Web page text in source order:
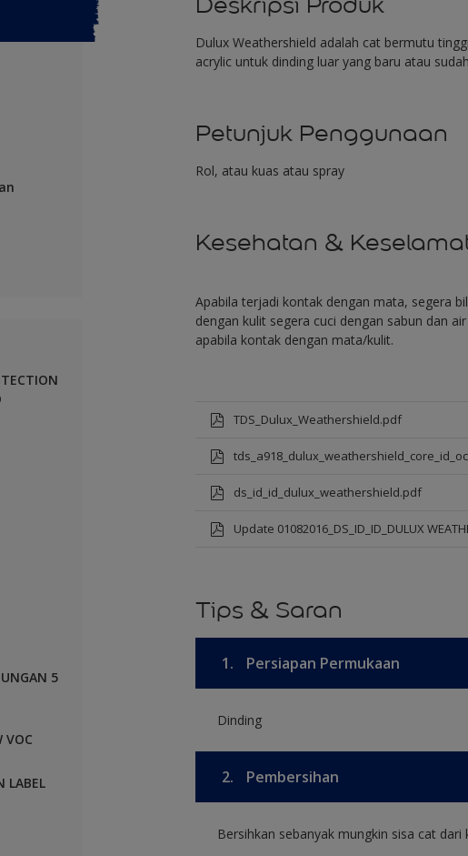
5
VOC
LABEL
Dulux Weathershield adalah cat bermutu
acrylic untuk dinding luar yang baru atau
Petunjuk Penggunaan
Rol, atau kuas atau spray
Kesehatan &
Apabila terjadi kontak dengan mata, segera
dengan kulit segera cuci dengan sabun dan
apabila kontak dengan mata/kulit.
TDS_Dulux_Weathershield.pdf
ds_id_id_dulux_weathershield.pdf
Update 01082016_DS_ID_ID_DULUX
Tips & Saran
1. Persiapan Permukaan
Dinding
2. Pembersihan
Bersihkan sebanyak mungkin sisa cat